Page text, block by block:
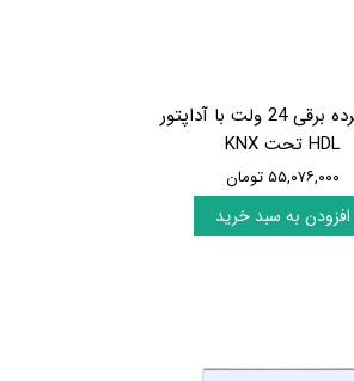
موتور پرده برقی 24 ولت با آداپتور
HDL تحت KNX
۵۵,۰۷۶,۰۰۰ تومان
افزودن به سبد خرید